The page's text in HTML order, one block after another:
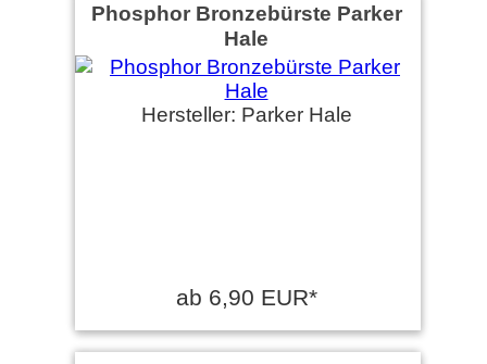
Phosphor Bronzebürste Parker
Hale
Hersteller: Parker Hale
ab 6,90 EUR*